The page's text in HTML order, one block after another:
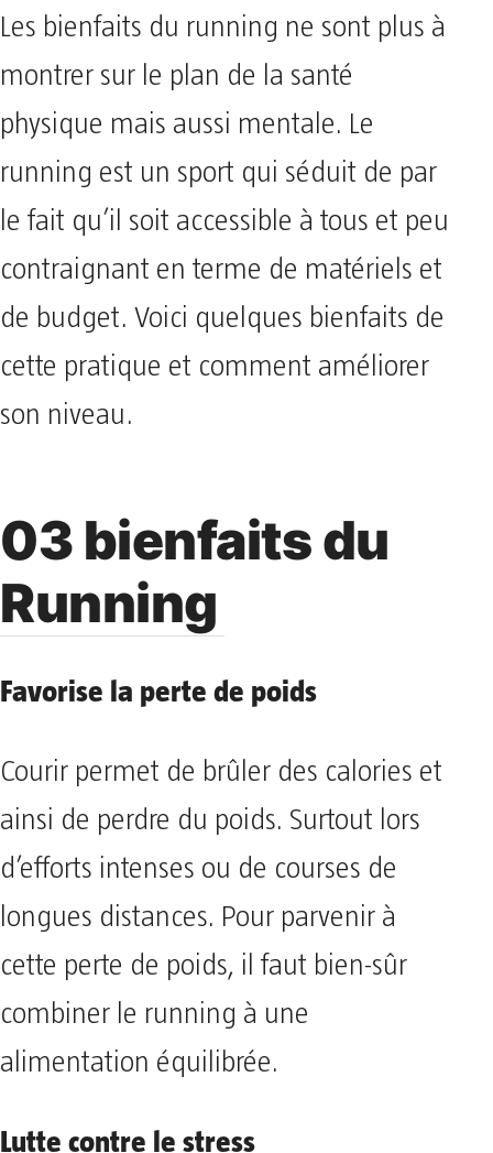
Les bienfaits du running ne sont plus à
montrer sur le plan de la santé
physique mais aussi mentale. Le
running est un sport qui séduit de par
le fait qu’il soit accessible à tous et peu
contraignant en terme de matériels et
de budget. Voici quelques bienfaits de
cette pratique et comment améliorer
son niveau.
03 bienfaits du
Running
Favorise la perte de poids
Courir permet de brûler des calories et
ainsi de perdre du poids. Surtout lors
d’efforts intenses ou de courses de
longues distances. Pour parvenir à
cette perte de poids, il faut bien-sûr
combiner le running à une
alimentation équilibrée.
Lutte contre le stress